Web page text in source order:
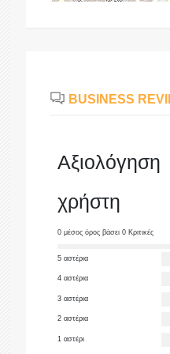
BUSINESS
Αξιολόγηση
χρήστη
0 μέσος όρος βάσει 0 Κριτικές
5 αστέρια
4 αστέρια
3 αστέρια
2 αστέρια
1 αστέρι